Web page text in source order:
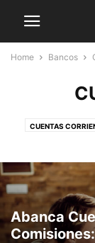
Home Bancos
CUENTAS
Abanca